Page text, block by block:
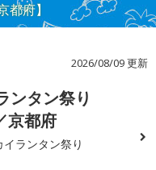
府】
2026/08/09 更新
ンタン祭り
京都府
ランタン祭り